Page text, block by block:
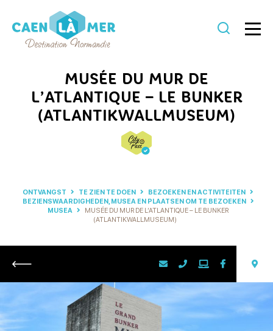
Toerisme
MUSÉE DU MUR DE
L’ATLANTIQUE – LE BUNKER
(ATLANTIKWALLMUSEUM)
ONTVANGST TE ZIEN TE DOEN
BEZOEKEN EN ACTIVITEITEN
BEZIENSWAARDIGHEDEN, MUSEA EN PLAATSEN OM TE BEZOEKEN
MUSEA
MUSÉE DU MUR DE L’ATLANTIQUE – LE BUNKER
(ATLANTIKWALLMUSEUM)
Retour